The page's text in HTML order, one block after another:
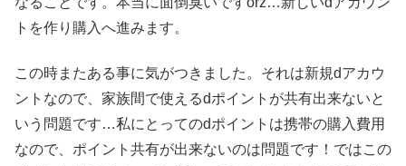
トを作り購入へ進みます。
この時またある事に気がつきました。それは新規dアカウ
ントなので、家族間で使えるdポイントが共有出来ないと
いう問題です…私にとってのdポイントは携帯の購入費用
なので、ポイント共有が出来ないのは問題です！ではこの